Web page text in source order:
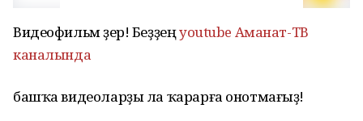
Видеофильм әҙер! Беҙҙеңyoutube Аманат-ТВ
каналында
башҡа видеоларҙы ла ҡарарға онотмағыҙ!